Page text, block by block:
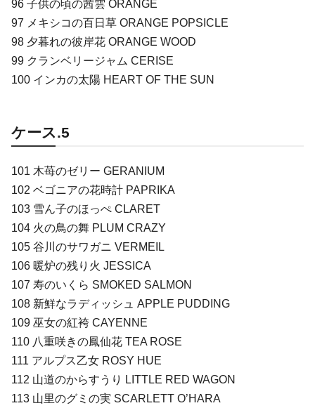
96 子供の頃の茜雲 ORANGE
97 メキシコの百日草 ORANGE POPSICLE
98 夕暮れの彼岸花 ORANGE WOOD
99 クランベリージャム CERISE
100 インカの太陽 HEART OF THE SUN
ケース.5
101 木苺のゼリー GERANIUM
102 ベゴニアの花時計 PAPRIKA
103 雪ん子のほっぺ CLARET
104 火の鳥の舞 PLUM CRAZY
105 谷川のサワガニ VERMEIL
106 暖炉の残り火 JESSICA
107 寿のいくら SMOKED SALMON
108 新鮮なラディッシュ APPLE PUDDING
109 巫女の紅袴 CAYENNE
110 八重咲きの鳳仙花 TEA ROSE
111 アルプス乙女 ROSY HUE
112 山道のからすうり LITTLE RED WAGON
113 山里のグミの実 SCARLETT O’HARA